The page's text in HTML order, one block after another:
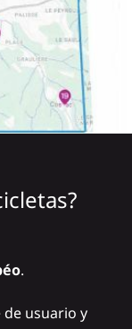
.
usuario y